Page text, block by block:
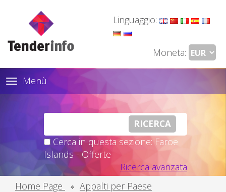
Linguaggio:
Moneta:
Toggle
navigation
Menù
Cerca in questa sezione: Faroe
Islands - Offerte
Ricerca avanzata
Home Page
Appalti per Paese